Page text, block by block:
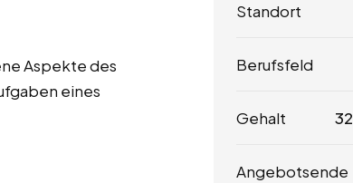
Aspekte des
eines
Standort
Berufsfeld
Gehalt 32
Angebotsende